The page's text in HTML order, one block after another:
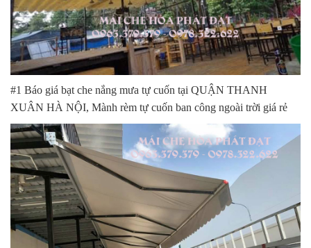
#1 Báo giá bạt che nắng mưa tự cuốn tại QUẬN THANH
XUÂN HÀ NỘI, Mành rèm tự cuốn ban công ngoài trời giá rẻ